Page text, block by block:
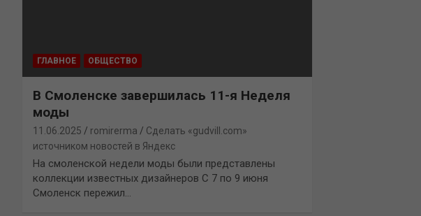
ГЛАВНОЕ ОБЩЕСТВО
В Смоленске завершилась 11-я Неделя
моды
11.06.2025 romirerma
Сделать «gudvill.com»
источником новостей в Яндекс
На смоленской недели моды были представлены
коллекции известных дизайнеров С 7 по 9 июня
Смоленск пережил…